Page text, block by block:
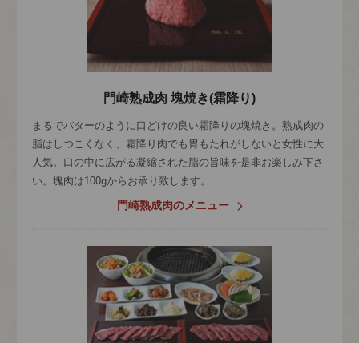
門崎熟成肉 塊焼き(霜降り)
まるでバターのように口どけの良い霜降りの塊焼き。熟成肉の
脂はしつこくなく、霜降り肉でも胃もたれがしないと女性に大
人気。口の中に広がる凝縮された脂の旨味を是非お楽しみ下さ
い。塊肉は100gからお承り致します。
門崎熟成肉のメニュー